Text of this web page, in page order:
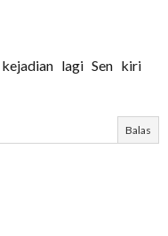
lagi Sen kiri
Balas